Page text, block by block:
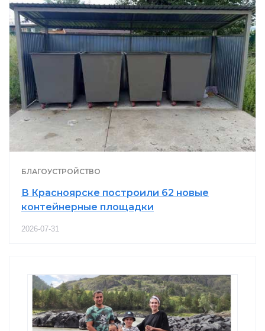
БЛАГОУСТРОЙСТВО
В Красноярске построили 62 новые
контейнерные площадки
2026-07-31